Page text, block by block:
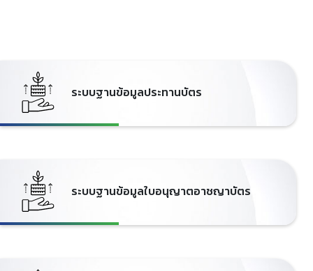
ระบบฐานข้อมูลประทานบัตร
ระบบฐานข้อมูลใบอนุญาตอาชญาบัตร